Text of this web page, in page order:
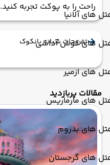
های آلانیا
های کوش آداسی
های ازمیر
های مارماریس
های بدروم
های گرجستان
راحت را به پوکت تجربه کنید.
تفریحات شبانه بانکوک
مقالات پربازدید